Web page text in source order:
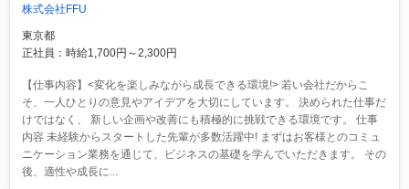
株式会社FFU
東京都
正社員：時給1,700円～2,300円
【仕事内容】<変化を楽しみながら成長できる環境!> 若い会社だからこ
そ、一人ひとりの意見やアイデアを大切にしています。 決められた仕事だ
けではなく、 新しい企画や改善にも積極的に挑戦できる環境です。 仕事
内容 未経験からスタートした先輩が多数活躍中! まずはお客様とのコミュ
ニケーション業務を通じて、ビジネスの基礎を学んでいただきます。 その
後、適性や成長に...